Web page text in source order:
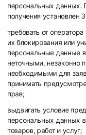
персональных данных.
получения установлен
требовать от
их блокирования или
персональные данные
неточными, незаконно
необходимыми для
принимать
прав;
выдвигать условие
персональных данных
товаров, работ и услуг;